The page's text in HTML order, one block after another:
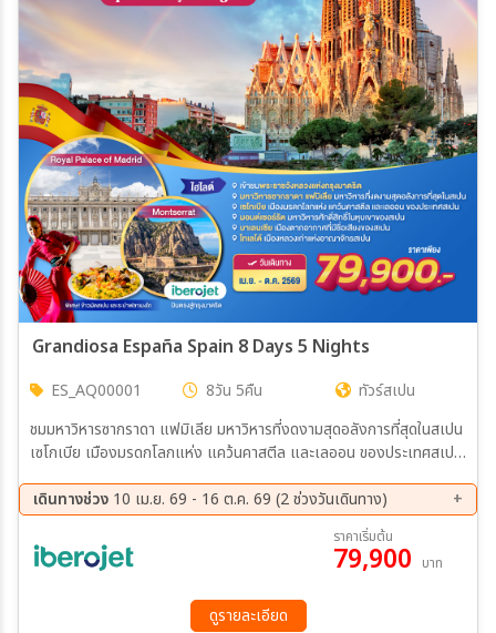
Grandiosa España Spain 8 Days 5 Nights
ES_AQ00001 8วัน 5คืน
ทัวร์สเปน
ชมมหาวิหารซากราดา แฟมิเลีย มหาวิหารที่งดงามสุดอลังการที่สุดในสเปน
เซโกเบีย เมืองมรดกโลกแห่ง แคว้นคาสตีล และเลออน ของประเทศสเปน
อากาศที่มีชื่อเสียงของสเปน ชมพระราชวังหลวงแห่งกรุงมาดริด ระบำฟา
เมงโก้ ศิลปะประจำชาติของชาวสเปน พิเศษ!!! เมนูยอดฮิตข้าวผัดสเปน
และหมูหัน ที่ไม่ควรพลาด
เดินทางช่วง 10 เม.ย. 69 - 16 ต.ค. 69 (2 ช่วงวันเดินทาง)
09 ต.ค. 69 - 16 ต.ค. 69
ราคาเริ่มต้น
79,900 บาท
ดูรายละเอียด